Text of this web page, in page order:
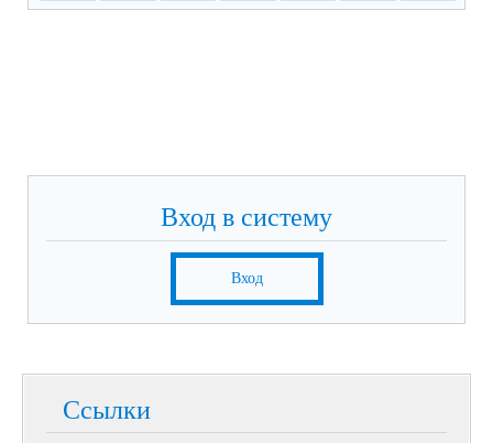
Вход в систему
Вход
Ссылки